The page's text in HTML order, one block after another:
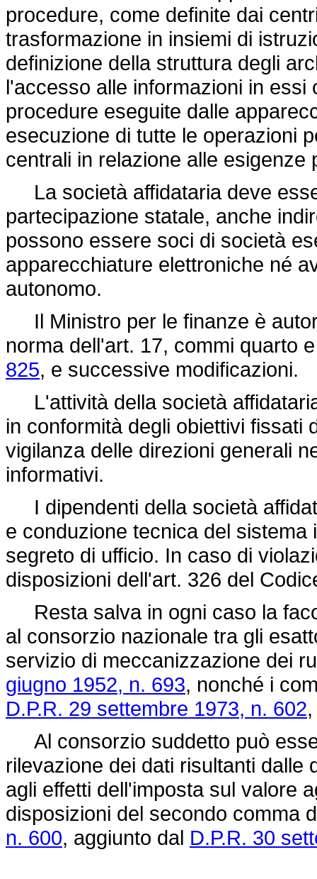
procedure, come definite dai
trasformazione in insiemi di
definizione della struttura degli
l'accesso alle informazioni in
procedure eseguite dalle
esecuzione di tutte le operazioni
centrali in relazione alle
La società affidataria deve
partecipazione statale, anche
possono essere soci di società
apparecchiature elettroniche né
autonomo.
Il Ministro per le finanze è
norma dell'art. 17, commi quarto
825, e successive modificazioni.
L'attività della società
in conformità degli obiettivi fissati
vigilanza delle direzioni generali
informativi.
I dipendenti della società
e conduzione tecnica del
segreto di ufficio. In caso di
disposizioni dell'art. 326 del
Resta salva in ogni caso la
al consorzio nazionale tra gli
servizio di meccanizzazione dei
giugno 1952, n. 693, nonché i
D.P.R. 29 settembre 1973, n. 602
Al consorzio suddetto può
rilevazione dei dati risultanti dalle
agli effetti dell'imposta sul valore
disposizioni del secondo comma
n. 600, aggiunto dal D.P.R. 30